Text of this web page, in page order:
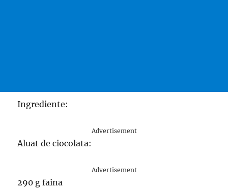
Ingrediente:
Advertisement
Aluat de ciocolata:
Advertisement
290 g faina